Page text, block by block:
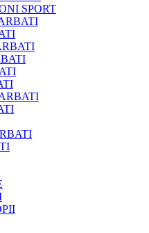
SPORT